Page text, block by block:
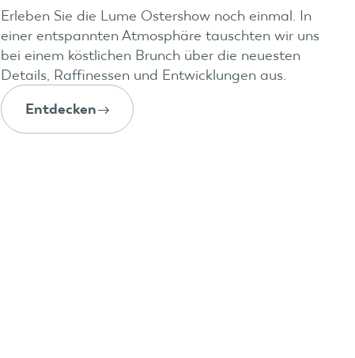
Erleben Sie die Lume Ostershow noch einmal. In
einer entspannten Atmosphäre tauschten wir uns
bei einem köstlichen Brunch über die neuesten
Details, Raffinessen und Entwicklungen aus.
Entdecken